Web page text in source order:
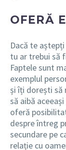
OFERĂ
Dacă te
tu ar trebui să
Faptele sunt
exemplul
și îți dorești să
să aibă
oferă
despre întreg
secundare pe
relație cu